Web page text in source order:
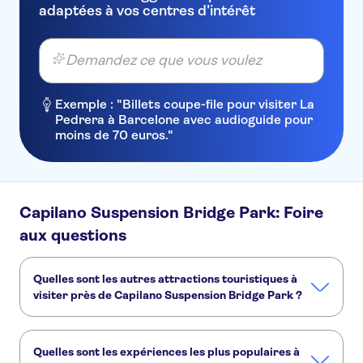
Richmond Vancouver Airport
PRE CRUISE Sandman Hotel
Vancouver Airport
PRE CRUISE Holiday Inn
Express Vancouver Airport
Bridgeport - Richmond
JW Marriott Parq Vancouver
Best Western Plus Sands
Days Inn by Wyndham Victoria
PRE CRUISE Tropicana Suite
Hotel
PRE CRUISE Radisson Blu
adaptées à vos centres d'intérêt
Demandez ce que vous voulez
Exemple : "Billets coupe-file pour visiter La
Pedrera à Barcelone avec audioguide pour
moins de 70 euros."
Capilano Suspension Bridge Park: Foire
aux questions
Quelles sont les autres attractions touristiques à
visiter près de Capilano Suspension Bridge Park ?
Quelles sont les expériences les plus populaires à